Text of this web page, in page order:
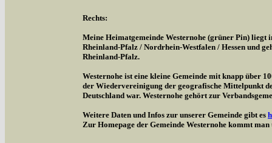
Rechts:
Meine Heimatgemeinde Westernohe (grüner Pin) liegt
Rheinland-Pfalz / Nordrhein-Westfalen / Hessen und
Rheinland-Pfalz.
Westernohe ist eine kleine Gemeinde mit knapp über
der Wiedervereinigung der geografische Mittelpunkt
Deutschland war. Westernohe gehört zur
Weitere Daten und Infos zur unserer Gemeinde gibt es
Zur Homepage der Gemeinde Westernohe kommt